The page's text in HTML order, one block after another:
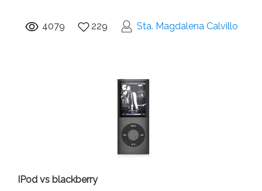
4079 229 Sta. Magdalena Calvillo
IPod vs blackberry